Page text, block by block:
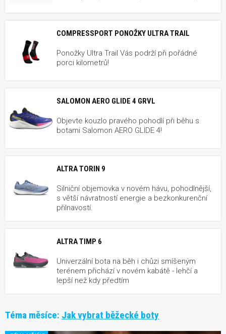
COMPRESSPORT PONOŽKY ULTRA TRAIL
Ponožky Ultra Trail Vás podrží při pořádné
porci kilometrů!
SALOMON AERO GLIDE 4 GRVL
Objevte kouzlo pravého pohodlí při běhu s
botami Salomon AERO GLIDE 4!
ALTRA TORIN 9
Silniční objemovka v novém hávu, pohodlnější,
s větší návratností energie a bezkonkurenční
přilnavostí.
ALTRA TIMP 6
Univerzální bota na běh i chůzi smíšeným
terénem přichází v novém kabátě - lehčí a
lepší než kdy předtím
Téma měsíce: Jak vybrat běžecké boty